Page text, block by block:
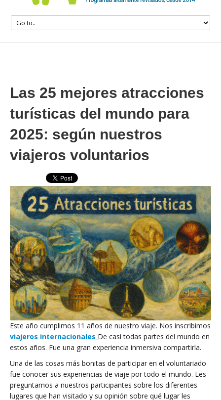
Las 25 mejores atracciones
turísticas del mundo para
2025: según nuestros
viajeros voluntarios
Este año cumplimos 11 años de nuestro viaje. Nos inscribimos
viajeros internacionales De casi todas partes del mundo en
estos años. Fue una gran experiencia inmersiva compartirla.
Una de las cosas más bonitas de participar en el voluntariado
fue conocer sus experiencias de viaje por todo el mundo. Les
preguntamos a nuestros participantes sobre los diferentes
lugares que han visitado y su opinión sobre qué lugar les